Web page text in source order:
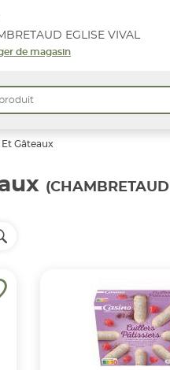
EGLISE VIVAL
de magasin
Gâteaux